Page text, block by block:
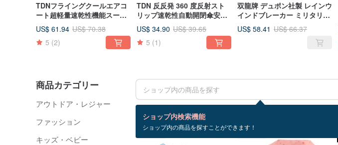
TDNフライングクールエアコ
ート超軽量速乾性機能スーツ
（防水性と通気性のある2層レ
インコートジャケット）-アイ
アングレー
US$ 61.94 US$ 70.38
5 (2)
TDN 反反発 360 度反射スト
リップ速乾性自動開閉傘安全
ミッドスティック特大自動傘
(ブルー)
US$ 34.90 US$ 39.65
5 (1)
双龍牌 デュポン社製 レインウ
インドブレーカー ミリタリー
ロング丈コート スタイリッシ
ュ防水アウター - コーラルピ
US$ 58.41 US$ 66.37
商品カテゴリー
アウトドア・レジャー
ファッション
キッズ・ベビー
ショップ内検索機能
ショップ内の商品を探すことができます！
検索結果：404 件
12%OFF 12%OFF